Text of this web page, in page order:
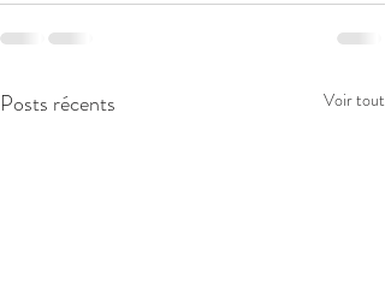
Posts récents Voir tout